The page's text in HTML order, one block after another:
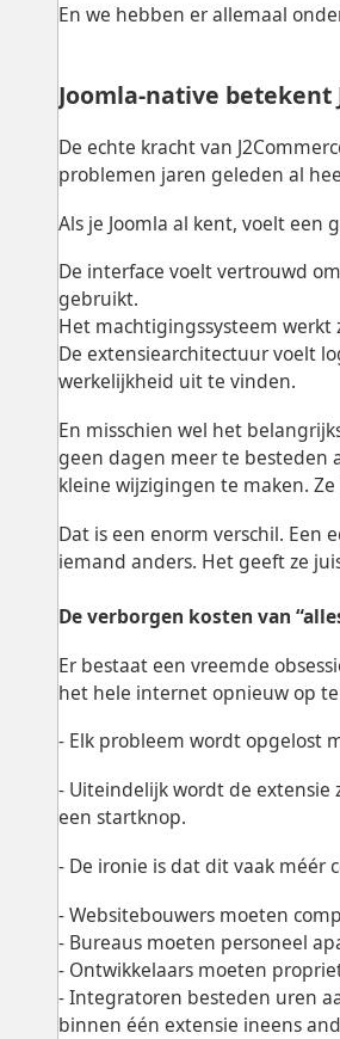
En we hebben er allemaal
Joomla-native
De echte kracht van
problemen jaren geleden al
Als je Joomla al kent, voelt een
De interface voelt vertrouwd
gebruikt.
Het machtigingssysteem werkt
De extensiearchitectuur voelt
werkelijkheid uit te vinden.
En misschien wel het
geen dagen meer te besteden
kleine wijzigingen te maken.
Dat is een enorm verschil. Een
iemand anders. Het geeft ze
De verborgen kosten van
Er bestaat een vreemde
het hele internet opnieuw op
- Elk probleem wordt opgelost
- Uiteindelijk wordt de extensie
een startknop.
- De ironie is dat dit vaak méér
- Websitebouwers moeten
- Bureaus moeten personeel
- Ontwikkelaars moeten
- Integratoren besteden uren
binnen één extensie ineens